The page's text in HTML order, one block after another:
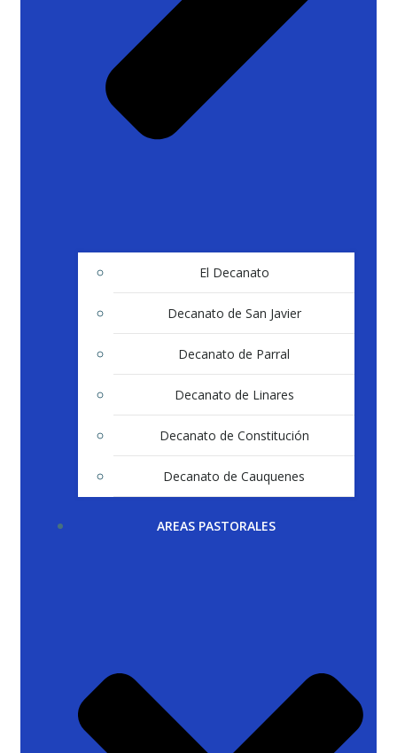
El Decanato
Decanato de San Javier
Decanato de Parral
Decanato de Linares
Decanato de Constitución
Decanato de Cauquenes
AREAS PASTORALES